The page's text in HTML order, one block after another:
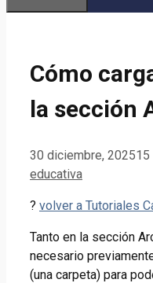
Cómo
la sección
30 diciembre, 202515
educativa
? volver a Tutoriales
Tanto en la sección
necesario
(una carpeta) para